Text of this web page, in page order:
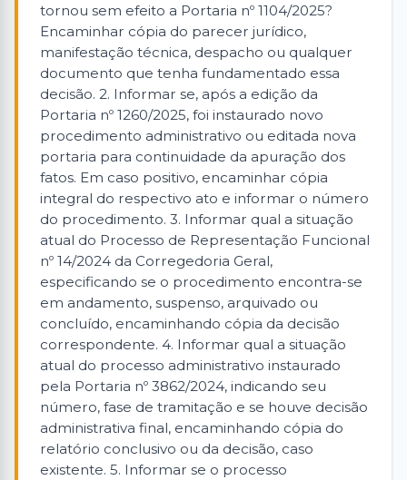
tornou sem efeito a Portaria nº 1104/2025?
Encaminhar cópia do parecer jurídico,
manifestação técnica, despacho ou qualquer
documento que tenha fundamentado essa
decisão. 2. Informar se, após a edição da
Portaria nº 1260/2025, foi instaurado novo
procedimento administrativo ou editada nova
portaria para continuidade da apuração dos
fatos. Em caso positivo, encaminhar cópia
integral do respectivo ato e informar o número
do procedimento. 3. Informar qual a situação
atual do Processo de Representação Funcional
nº 14/2024 da Corregedoria Geral,
especificando se o procedimento encontra-se
em andamento, suspenso, arquivado ou
concluído, encaminhando cópia da decisão
correspondente. 4. Informar qual a situação
atual do processo administrativo instaurado
pela Portaria nº 3862/2024, indicando seu
número, fase de tramitação e se houve decisão
administrativa final, encaminhando cópia do
relatório conclusivo ou da decisão, caso
existente. 5. Informar se o processo